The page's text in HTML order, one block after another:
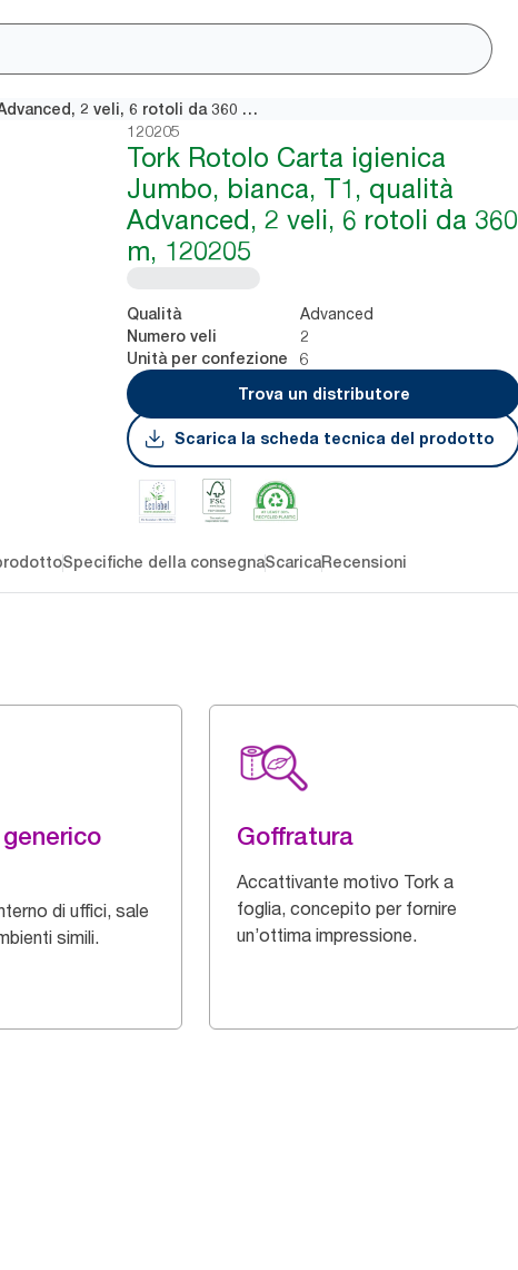
Tork Rotolo Carta igienica Jumbo, bianca, T1, qualità Advanced, 2 veli, 6 rotoli da 360 m, 120205
120205
Tork Rotolo Carta igienica
Jumbo, bianca, T1, qualità
Advanced, 2 veli, 6 rotoli da 360
m, 120205
Qualità Advanced
Numero veli 2
Unità per confezione
6
Trova un distributore
Scarica la scheda tecnica del prodotto
Specifiche della consegnaScaricaRecensioni
generico
di uffici, sale
simili.
Goffratura
Accattivante motivo Tork a
foglia, concepito per fornire
un’ottima impressione.